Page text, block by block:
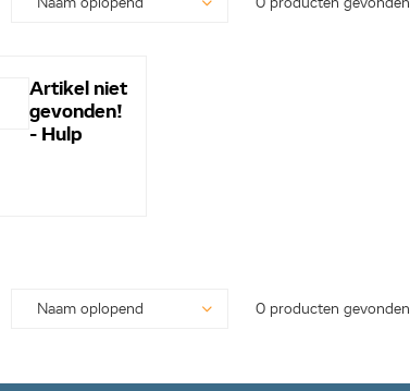
Artikel niet
gevonden!
- Hulp
0 producten gevonden